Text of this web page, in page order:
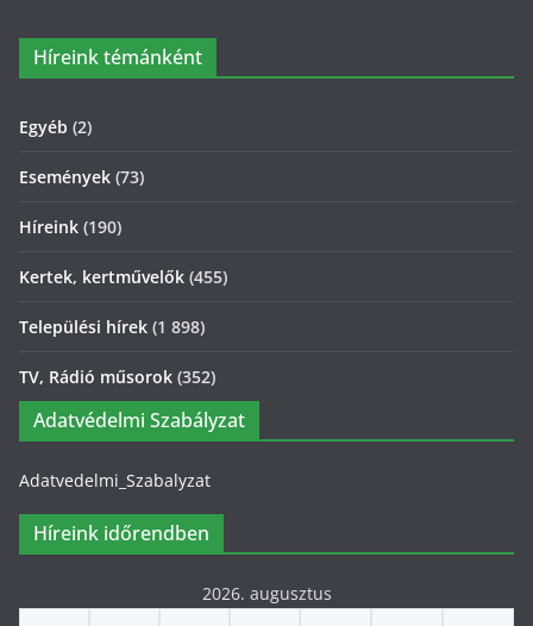
Híreink témánként
Egyéb (2)
Események (73)
Híreink (190)
Kertek, kertművelők (455)
Települési hírek (1 898)
TV, Rádió műsorok (352)
Adatvédelmi Szabályzat
Adatvedelmi_Szabalyzat
Híreink időrendben
2026. augusztus